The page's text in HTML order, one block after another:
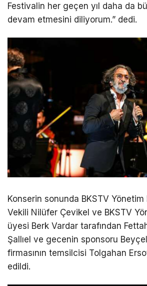
Festivalin her geçen yıl daha da
devam etmesini diliyorum.” dedi.
Konserin sonunda BKSTV Yönetim
Vekili Nilüfer Çevikel ve BKSTV
üyesi Berk Vardar tarafından
Şallıel ve gecenin sponsoru
firmasının temsilcisi Tolgahan
edildi.